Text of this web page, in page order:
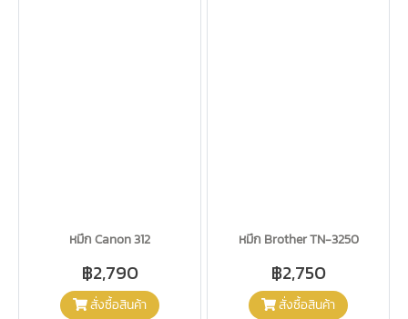
หมึก Canon 312
฿2,790
สั่งซื้อสินค้า
หมึก Brother TN-3250
฿2,750
สั่งซื้อสินค้า